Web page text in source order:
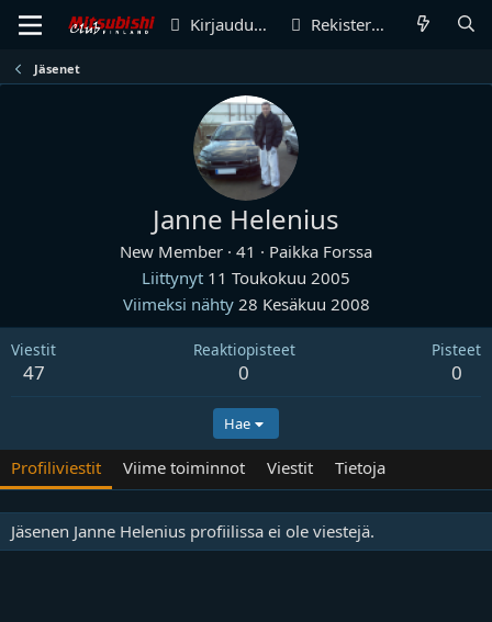
Kirjaudu sisään Rekisteröidy
Jäsenet
Janne Helenius
New Member · 41 · Paikka Forssa
Liittynyt 11 Toukokuu 2005
Viimeksi nähty 28 Kesäkuu 2008
Viestit
47
Reaktiopisteet
0
Pisteet
0
Hae
Profiliviestit Viime toiminnot Viestit Tietoja
Jäsenen Janne Helenius profiilissa ei ole viestejä.